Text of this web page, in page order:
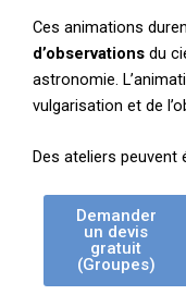
Ces animations
d’observations du
astronomie.
vulgarisation et de
Des ateliers peuvent
Demander
un devis
gratuit
(Groupes)